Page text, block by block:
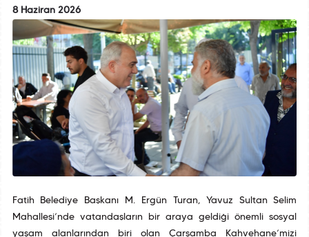
8 Haziran 2026
Fatih Belediye Başkanı M. Ergün Turan, Yavuz Sultan Selim
Mahallesi’nde vatandaşların bir araya geldiği önemli sosyal
yaşam alanlarından biri olan Çarşamba Kahvehane’mizi